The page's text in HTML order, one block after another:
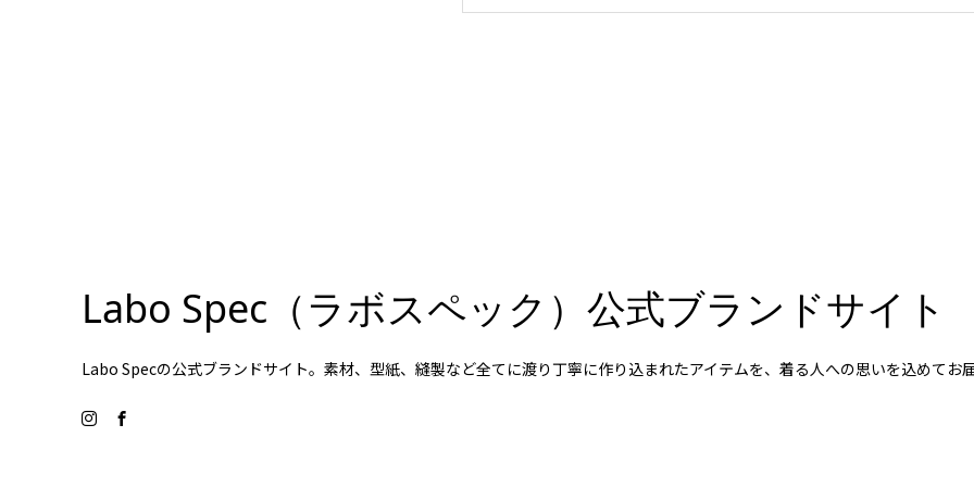
Labo Spec（ラボスペック）公式ブランドサイト
Labo Specの公式ブランドサイト。素材、型紙、縫製など全てに渡り丁寧に作り込まれたアイテムを、着る人への思いを込めてお